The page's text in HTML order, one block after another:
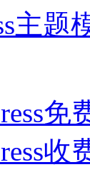
主题
免
收